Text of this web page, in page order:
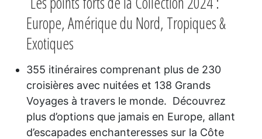
Europe, Amérique du Nord, Tropiques &
Exotiques
355 itinéraires comprenant plus de 230
croisières avec nuitées et 138 Grands
Voyages à travers le monde. Découvrez
plus d’options que jamais en Europe, allant
d’escapades enchanteresses sur la Côte